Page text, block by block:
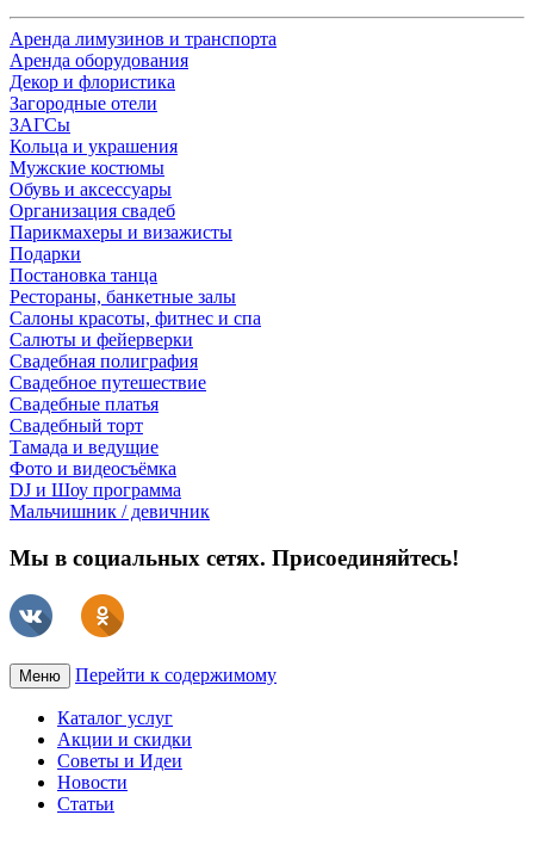
Аренда лимузинов и транспорта
Аренда оборудования
Декор и флористика
Загородные отели
ЗАГСы
Кольца и украшения
Мужские костюмы
Обувь и аксессуары
Организация свадеб
Парикмахеры и визажисты
Подарки
Постановка танца
Рестораны, банкетные залы
Салоны красоты, фитнес и спа
Салюты и фейерверки
Свадебная полиграфия
Свадебное путешествие
Свадебные платья
Свадебный торт
Тамада и ведущие
Фото и видеосъёмка
DJ и Шоу программа
Мальчишник / девичник
Мы в социальных сетях. Присоединяйтесь!
Меню Перейти к содержимому
Каталог услуг
Акции и скидки
Советы и Идеи
Новости
Статьи